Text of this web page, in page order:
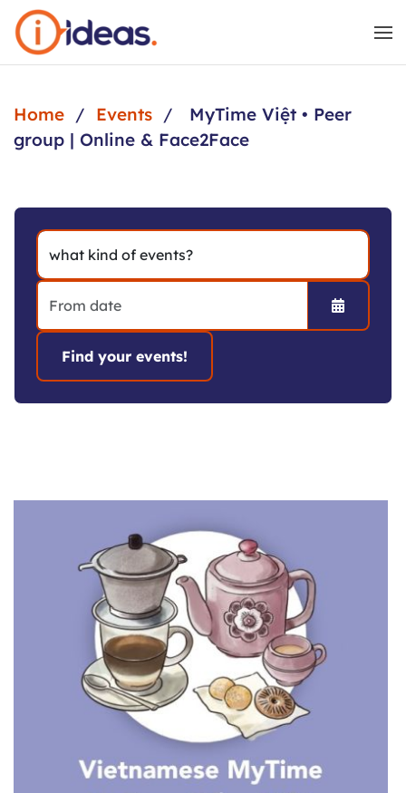
Skip to main content
Home Events
MyTime Việt • Peer
group | Online & Face2Face